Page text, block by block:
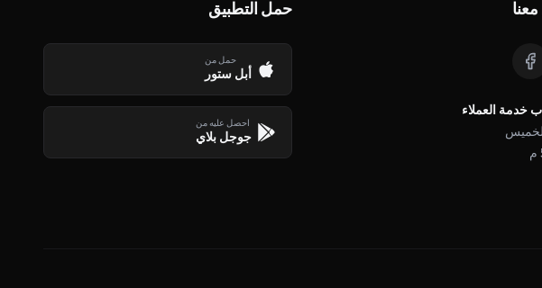
خدمة العملاء
حمل التطبيق
حمل من
أبل ستور
احصل عليه من
جوجل بلاي